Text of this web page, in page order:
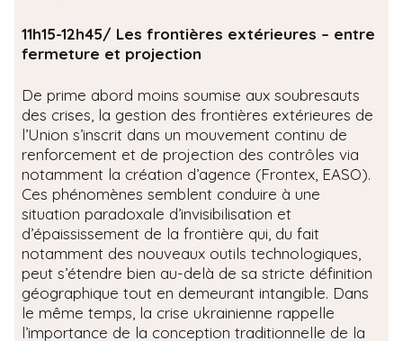
11h15-12h45/ Les frontières extérieures – entre
fermeture et projection
De prime abord moins soumise aux soubresauts
des crises, la gestion des frontières extérieures de
l’Union s’inscrit dans un mouvement continu de
renforcement et de projection des contrôles via
notamment la création d’agence (Frontex, EASO).
Ces phénomènes semblent conduire à une
situation paradoxale d’invisibilisation et
d’épaississement de la frontière qui, du fait
notamment des nouveaux outils technologiques,
peut s’étendre bien au-delà de sa stricte définition
géographique tout en demeurant intangible. Dans
le même temps, la crise ukrainienne rappelle
l’importance de la conception traditionnelle de la